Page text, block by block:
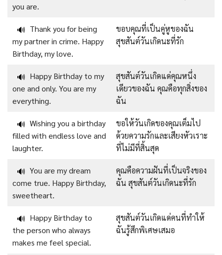
you are.
🔊 Thank you for being
my partner in crime. Happy
Birthday, my love.
ขอบคุณที่เป็นคู่หูของฉัน
สุขสันต์วันเกิดนะที่รัก
🔊 Happy Birthday to my
one and only. You are my
everything.
สุขสันต์วันเกิดแด่คุณหนึ่ง
เดียวของฉัน คุณคือทุกสิ่งของ
ฉัน
🔊 Wishing you a birthday
filled with endless love and
laughter.
ขอให้วันเกิดของคุณเต็มไป
ด้วยความรักและเสียงหัวเราะ
ที่ไม่มีที่สิ้นสุด
🔊 You are my dream
come true. Happy Birthday,
sweetheart.
คุณคือความฝันที่เป็นจริงของ
ฉัน สุขสันต์วันเกิดนะที่รัก
🔊 Happy Birthday to
the person who always
makes me feel special.
สุขสันต์วันเกิดแด่คนที่ทำให้
ฉันรู้สึกพิเศษเสมอ